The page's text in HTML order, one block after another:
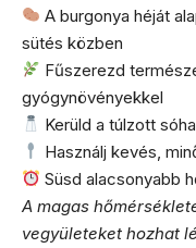
A burgonya héját
sütés közben
Fűszerezd
gyógynövényekkel
Kerüld a túlzott
Használj kevés,
Süsd alacsonyabb
A magas
vegyületeket hozhat